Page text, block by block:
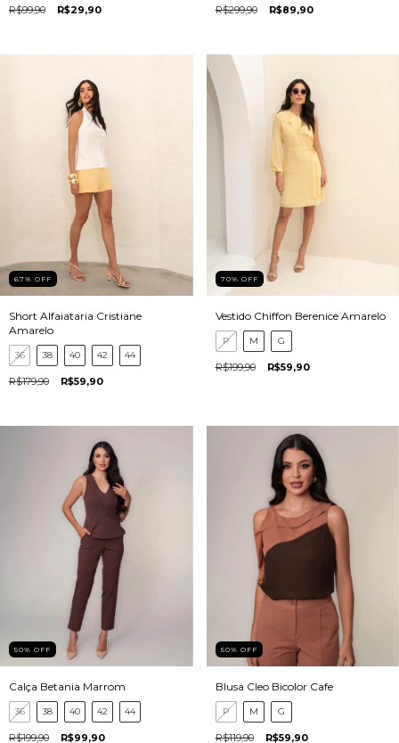
R$99,90 R$29,90 R$299,90 R$89,90
67% OFF
Short Alfaiataria Cristiane
Amarelo
36 38 40 42 44
R$179,90 R$59,90
70% OFF
Vestido Chiffon Berenice Amarelo
P M G
R$199,90 R$59,90
50% OFF
Calça Betania Marrom
36 38 40 42 44
R$199,90 R$99,90
50% OFF
Blusa Cleo Bicolor Cafe
P M G
R$119,90 R$59,90